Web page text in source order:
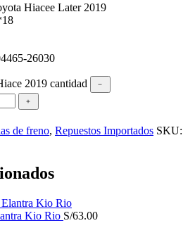
Hiacee Later 2019
26030
2019 cantidad
﹣
﹢
de freno, Repuestos Importados SKU:
Kio Rio S/63.00